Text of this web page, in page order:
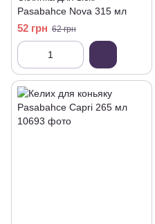
Pasabahce Nova 315 мл
52 грн 62 грн